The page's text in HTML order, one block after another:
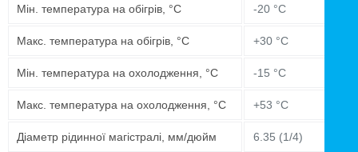
Мін. температура на обігрів, °C -20 °C
Макс. температура на обігрів, °C +30 °C
Мін. температура на охолодження, °C -15 °C
Макс. температура на охолодження, °C +53 °C
Діаметр рідинної магістралі, мм/дюйм 6.35 (1/4)